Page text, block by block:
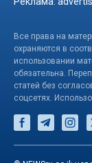
Все права на
охраняются в
использовании
обязательна.
статей без
соцсетях.